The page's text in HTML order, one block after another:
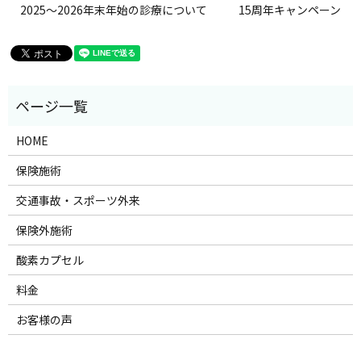
2025～2026年末年始の診療について 15周年キャンペーン
HOME
保険施術
交通事故・スポーツ外来
保険外施術
酸素カプセル
料金
お客様の声